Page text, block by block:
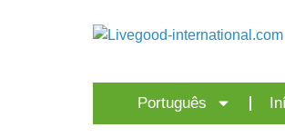
Português